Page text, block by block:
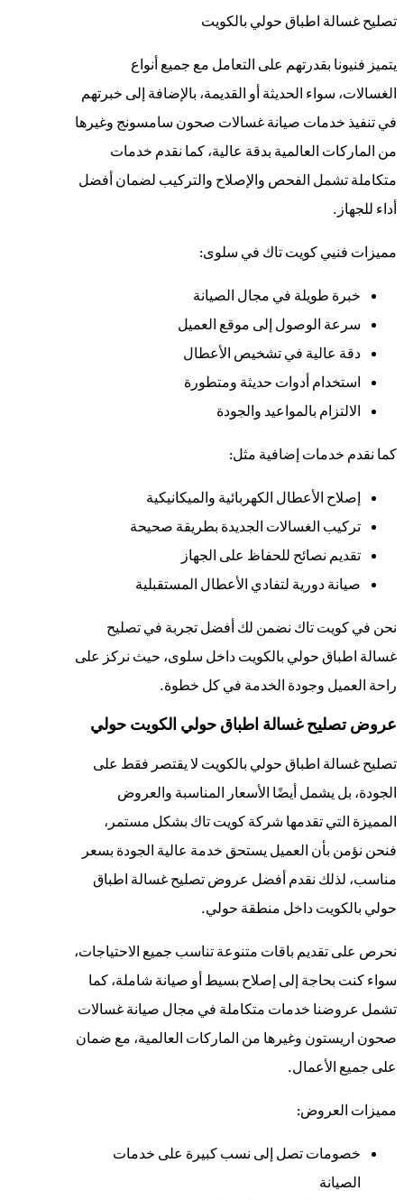
تصليح غسالة اطباق حولي بالكويت
يتميز فنيونا بقدرتهم على التعامل مع جميع أنواع
الغسالات، سواء الحديثة أو القديمة، بالإضافة إلى خبرتهم
في تنفيذ خدمات صيانة غسالات صحون سامسونج وغيرها
من الماركات العالمية بدقة عالية، كما نقدم خدمات
متكاملة تشمل الفحص والإصلاح والتركيب لضمان أفضل
أداء للجهاز.
مميزات فنيي كويت تاك في سلوى:
خبرة طويلة في مجال الصيانة
سرعة الوصول إلى موقع العميل
دقة عالية في تشخيص الأعطال
استخدام أدوات حديثة ومتطورة
الالتزام بالمواعيد والجودة
كما نقدم خدمات إضافية مثل:
إصلاح الأعطال الكهربائية والميكانيكية
تركيب الغسالات الجديدة بطريقة صحيحة
تقديم نصائح للحفاظ على الجهاز
صيانة دورية لتفادي الأعطال المستقبلية
نحن في كويت تاك نضمن لك أفضل تجربة في تصليح
غسالة اطباق حولي بالكويت داخل سلوى، حيث نركز على
راحة العميل وجودة الخدمة في كل خطوة.
عروض تصليح غسالة اطباق حولي الكويت حولي
تصليح غسالة اطباق حولي بالكويت لا يقتصر فقط على
الجودة، بل يشمل أيضًا الأسعار المناسبة والعروض
المميزة التي تقدمها شركة كويت تاك بشكل مستمر،
فنحن نؤمن بأن العميل يستحق خدمة عالية الجودة بسعر
مناسب، لذلك نقدم أفضل عروض تصليح غسالة اطباق
حولي بالكويت داخل منطقة حولي.
نحرص على تقديم باقات متنوعة تناسب جميع الاحتياجات،
سواء كنت بحاجة إلى إصلاح بسيط أو صيانة شاملة، كما
تشمل عروضنا خدمات متكاملة في مجال صيانة غسالات
صحون اريستون وغيرها من الماركات العالمية، مع ضمان
على جميع الأعمال.
مميزات العروض:
خصومات تصل إلى نسب كبيرة على خدمات
الصيانة